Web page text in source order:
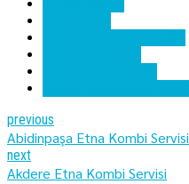
previous
Abidinpaşa Etna Kombi Servisi
next
Akdere Etna Kombi Servisi